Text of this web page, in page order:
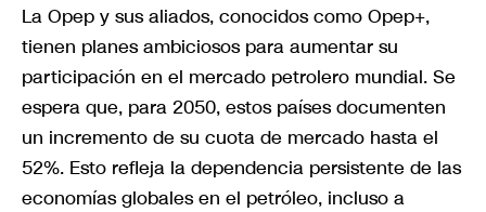
La Opep y sus aliados, conocidos como Opep+,
tienen planes ambiciosos para aumentar su
participación en el mercado petrolero mundial. Se
espera que, para 2050, estos países documenten
un incremento de su cuota de mercado hasta el
52%. Esto refleja la dependencia persistente de las
economías globales en el petróleo, incluso a